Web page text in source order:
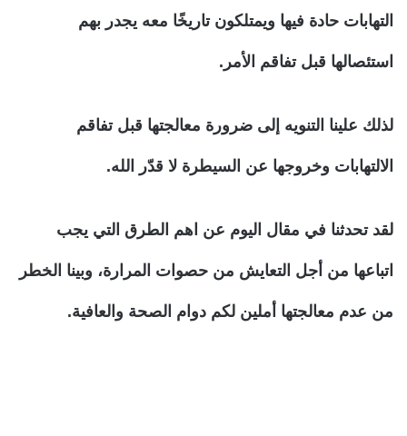
التهابات حادة فيها ويمتلكون تاريخًا معه يجدر بهم
استئصالها قبل تفاقم الأمر.
لذلك علينا التنويه إلى ضرورة معالجتها قبل تفاقم
الالتهابات وخروجها عن السيطرة لا قدّر الله.
لقد تحدثنا في مقال اليوم عن اهم الطرق التي يجب
اتباعها من أجل التعايش من حصوات المرارة، وبينا الخطر
من عدم معالجتها أملين لكم دوام الصحة والعافية.